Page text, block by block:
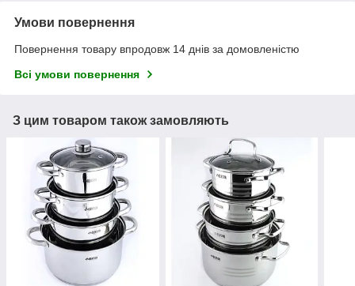
Умови повернення
Повернення товару впродовж 14 днів за домовленістю
Всі умови повернення
З цим товаром також замовляють